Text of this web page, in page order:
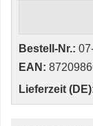
Bestell-Nr.:
EAN:
Lieferzeit